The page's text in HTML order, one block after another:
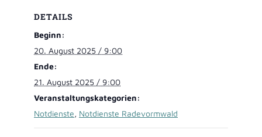
DETAILS
Beginn:
20. August 2025 / 9:00
Ende:
21. August 2025 / 9:00
Veranstaltungskategorien:
Notdienste, Notdienste Radevormwald